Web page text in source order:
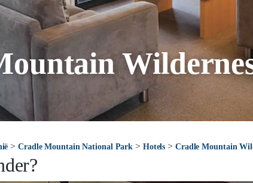
>Cradle Mountain National Park > Hotels > Cradle Mountain